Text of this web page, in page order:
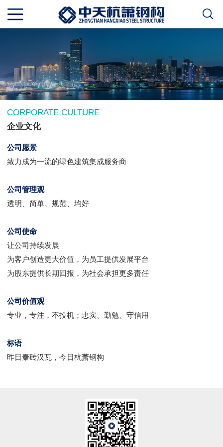
CORPORATE CULTURE
企业文化
公司愿景
致力成为一流的绿色建筑集成服务商
公司管理观
透明、简单、规范、均好
公司使命
让公司持续发展
为客户创造更大价值，为员工提供发展平台
为股东提供长期回报，为社会承担更多责任
公司价值观
专业，专注，不投机；忠实、勤勉、守信用
标语
昨日秦砖汉瓦，今日杭萧钢构